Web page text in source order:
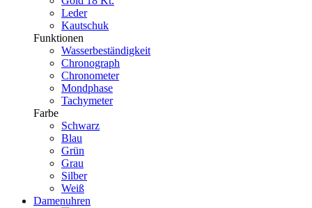
Leder
Kautschuk
Funktionen
Wasserbeständigkeit
Chronograph
Chronometer
Mondphase
Tachymeter
Farbe
Schwarz
Blau
Grün
Grau
Silber
Weiß
Damenuhren